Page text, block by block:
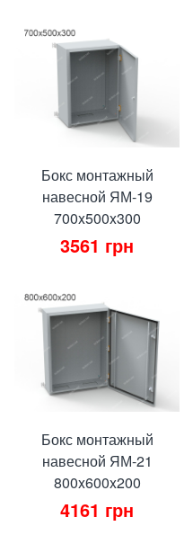
Бокс монтажный
навесной ЯМ-19
700x500x300
3561 грн
Бокс монтажный
навесной ЯМ-21
800x600x200
4161 грн